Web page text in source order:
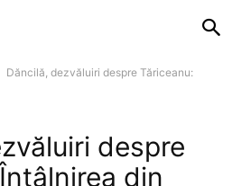
Dăncilă, dezvăluiri despre Tăriceanu:
despre
din